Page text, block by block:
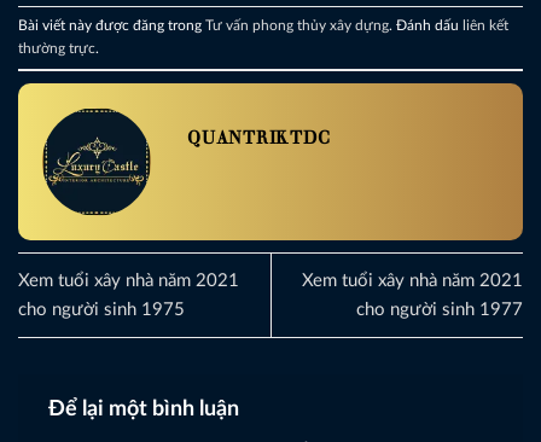
Bài viết này được đăng trong Tư vấn phong thủy xây dựng. Đánh dấu liên kết
thường trực.
QUANTRIKTDC
Xem tuổi xây nhà năm 2021
cho người sinh 1975
Xem tuổi xây nhà năm 2021
cho người sinh 1977
Để lại một bình luận